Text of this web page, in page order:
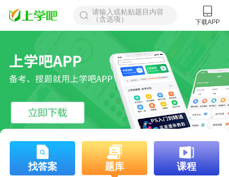
请输入或粘贴题目内容
（含选项）
下载APP
找答案 题库 课程